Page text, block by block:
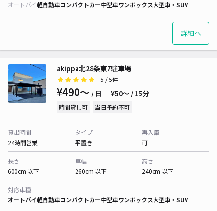
オートバイ軽自動車コンパクトカー中型車ワンボックス大型車・SUV
詳細へ
akippa北28条東7駐車場
5 / 5件
¥490〜 / 日 ¥50〜 / 15分
時間貸し可 当日予約不可
貸出時間
24時間営業
タイプ
平置き
再入庫
可
長さ
600cm 以下
車幅
260cm 以下
高さ
240cm 以下
対応車種
オートバイ軽自動車コンパクトカー中型車ワンボックス大型車・SUV